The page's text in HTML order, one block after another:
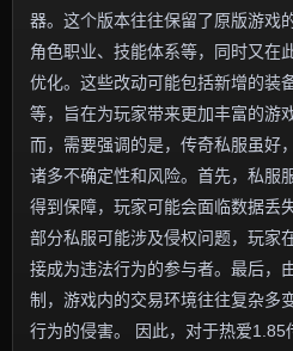
器。这个版本往往保留了原版游戏
角色职业、技能体系等，同时又在
优化。这些改动可能包括新增的装
等，旨在为玩家带来更加丰富的游
而，需要强调的是，传奇私服虽好
诸多不确定性和风险。首先，私服
得到保障，玩家可能会面临数据丢
部分私服可能涉及侵权问题，玩家
接成为违法行为的参与者。最后，
制，游戏内的交易环境往往复杂多
行为的侵害。 因此，对于热爱1.85